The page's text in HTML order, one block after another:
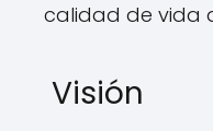
calidad de vida
Visión